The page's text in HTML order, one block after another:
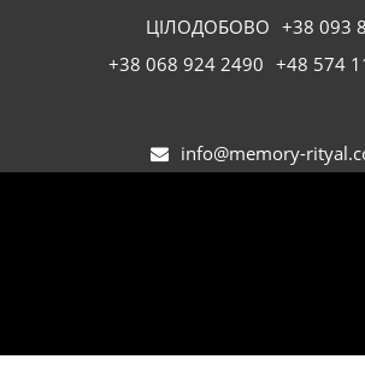
ЦІЛОДОБОВО +38 093
+38 068 924 2490 +48 574
info@memory-